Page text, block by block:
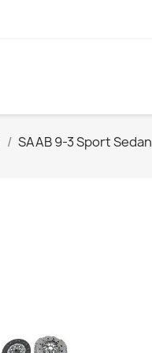
SAAB 9-3 Sport Sedan